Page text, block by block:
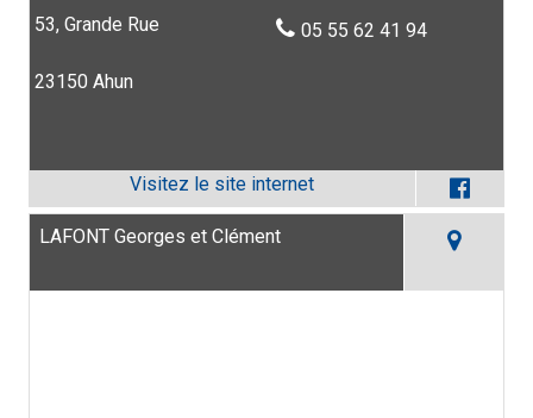
53, Grande Rue
23150 Ahun
05 55 62 41 94
LAFONT Georges et Clément